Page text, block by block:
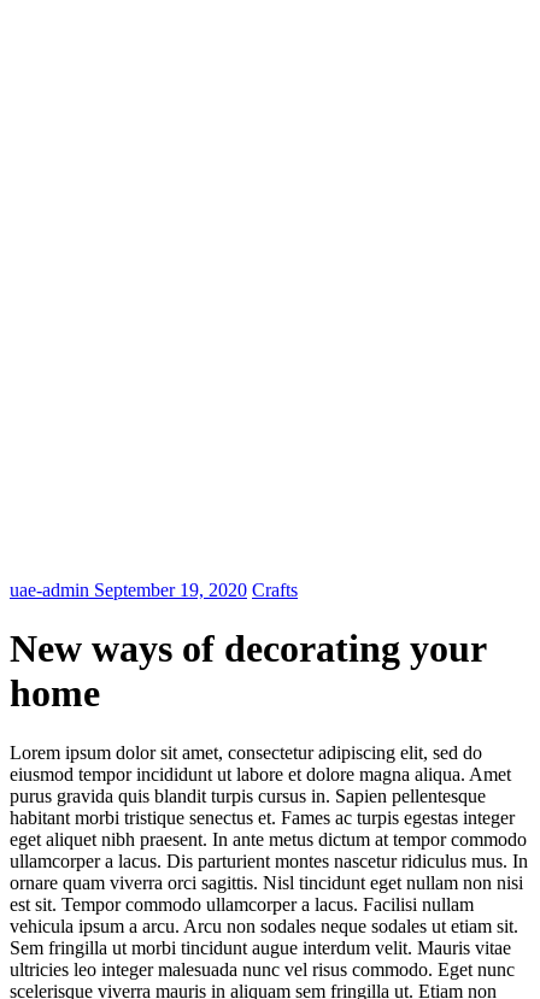
uae-admin September 19, 2020 Crafts
New ways of decorating your
home
Lorem ipsum dolor sit amet, consectetur adipiscing elit, sed do
eiusmod tempor incididunt ut labore et dolore magna aliqua. Amet
purus gravida quis blandit turpis cursus in. Sapien pellentesque
habitant morbi tristique senectus et. Fames ac turpis egestas integer
eget aliquet nibh praesent. In ante metus dictum at tempor commodo
ullamcorper a lacus. Dis parturient montes nascetur ridiculus mus. In
ornare quam viverra orci sagittis. Nisl tincidunt eget nullam non nisi
est sit. Tempor commodo ullamcorper a lacus. Facilisi nullam
vehicula ipsum a arcu. Arcu non sodales neque sodales ut etiam sit.
Sem fringilla ut morbi tincidunt augue interdum velit. Mauris vitae
ultricies leo integer malesuada nunc vel risus commodo. Eget nunc
scelerisque viverra mauris in aliquam sem fringilla ut. Etiam non